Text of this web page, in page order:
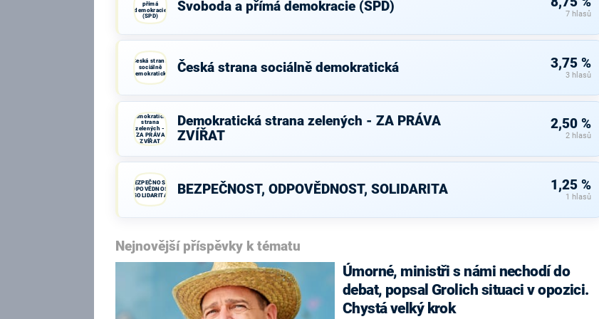
přímá
demokracie
(SPD)
Svoboda a přímá demokracie (SPD) 7 hlasů
Česká strana
sociálně
demokratická
Česká strana sociálně demokratická 3,75 %
3 hlasů
Demokratická
strana
zelených -
ZA PRÁVA
ZVÍŘAT
Demokratická strana zelených - ZA PRÁVA
ZVÍŘAT
2,50 %
2 hlasů
BEZPEČNOST,
ODPOVĚDNOST,
SOLIDARITA
BEZPEČNOST, ODPOVĚDNOST, SOLIDARITA 1,25 %
1 hlasů
Nejnovější příspěvky k tématu
Úmorné, ministři s námi nechodí do
debat, popsal Grolich situaci v opozici.
Chystá velký krok